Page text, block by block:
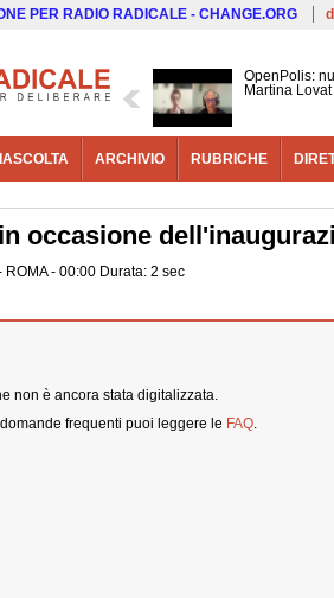
PER RADIO RADICALE - CHANGE.ORG
OpenPolis:
Martina Lovat
ARCHIVIO RUBRICHE
occasione
- ROMA - 00:00 Durata: 2 sec
non è ancora stata digitalizzata.
frequenti puoi leggere le FAQ.